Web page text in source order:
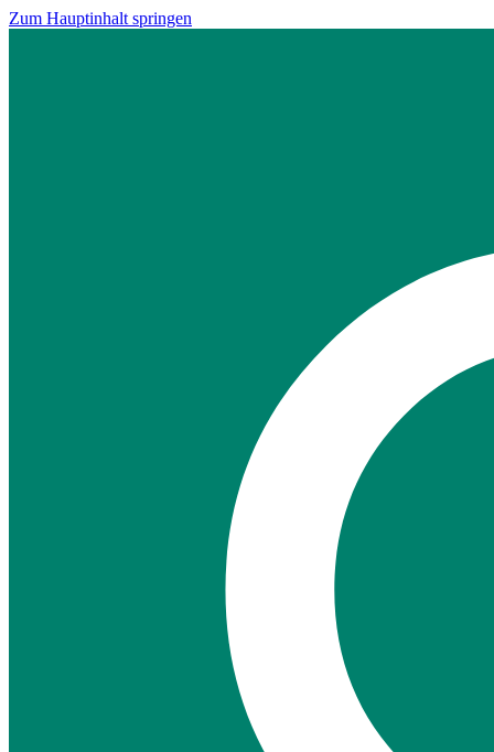
Zum Hauptinhalt springen